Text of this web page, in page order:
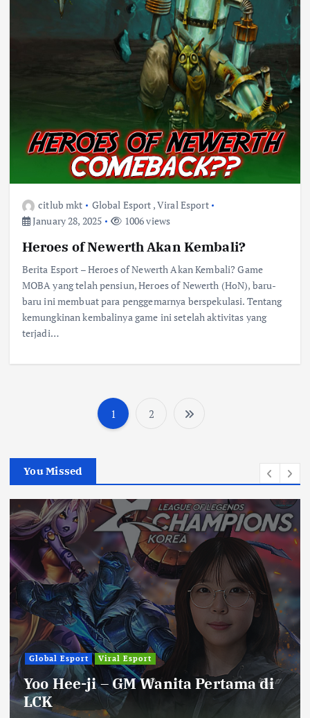
citlub mkt Global Esport ,Viral Esport
January 28, 2025
1006 views
Heroes of Newerth Akan Kembali?
Berita Esport – Heroes of Newerth Akan Kembali? Game
MOBA yang telah pensiun, Heroes of Newerth (HoN), baru-
baru ini membuat para penggemarnya berspekulasi. Tentang
kemungkinan kembalinya game ini setelah aktivitas yang
terjadi…
P
s
t
s
p
a
g
i
1 2
You Missed
Global Esport Viral Esport
Yoo Hee-ji – GM Wanita Pertama di
LCK